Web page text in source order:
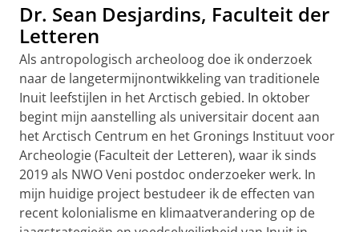
Dr. Sean Desjardins, Faculteit der
Letteren
Als antropologisch archeoloog doe ik onderzoek
naar de langetermijnontwikkeling van traditionele
Inuit leefstijlen in het Arctisch gebied. In oktober
begint mijn aanstelling als universitair docent aan
het Arctisch Centrum en het Gronings Instituut voor
Archeologie (Faculteit der Letteren), waar ik sinds
2019 als NWO Veni postdoc onderzoeker werk. In
mijn huidige project bestudeer ik de effecten van
recent kolonialisme en klimaatverandering op de